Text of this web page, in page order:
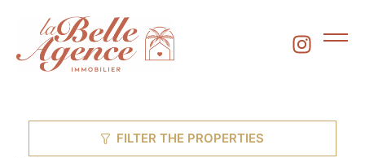
FILTER THE PROPERTIES